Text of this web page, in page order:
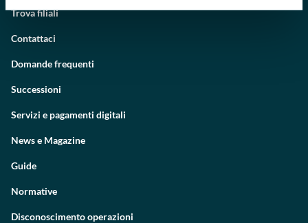
Trova filiali
Contattaci
Domande frequenti
Successioni
Servizi e pagamenti digitali
News e Magazine
Guide
Normative
Disconoscimento operazioni